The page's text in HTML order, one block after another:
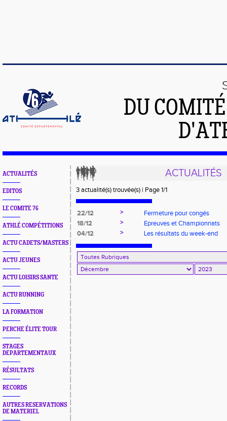
DU
ACTUALITÉS
EDITOS
LE COMITE 76
ATHLÉ COMPÉTITIONS
ACTU CADETS/MASTERS
ACTU JEUNES
ACTU LOISIRS SANTE
ACTU RUNNING
LA FORMATION
PERCHE ÉLITE TOUR
STAGES
DEPARTEMENTAUX
RÉSULTATS
RECORDS
AUTRES RESERVATIONS
DE MATERIEL
ACTUALITÉS
3 actualité(s) trouvée(s) | Page 1/1
22/12 >
Fermeture pour congés
18/12
>
Epreuves et Championnats
04/12
> Les résultats du week-end